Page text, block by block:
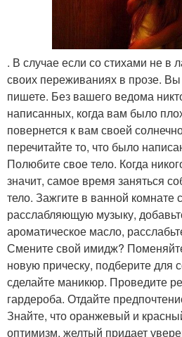
. В случае если со стихами не в
своих переживаниях в прозе. Вы
пишете. Без вашего ведома
написанных, когда вам было
повернется к вам своей
перечитайте то, что было
Полюбите свое тело. Когда
значит, самое время заняться
тело. Зажгите в ванной комнате
расслабляющую музыку,
ароматическое масло,
Смените свой имидж?
новую прическу, подберите для
сделайте маникюр. Проведите
гардероба. Отдайте
Знайте, что оранжевый и
оптимизм, желтый придает